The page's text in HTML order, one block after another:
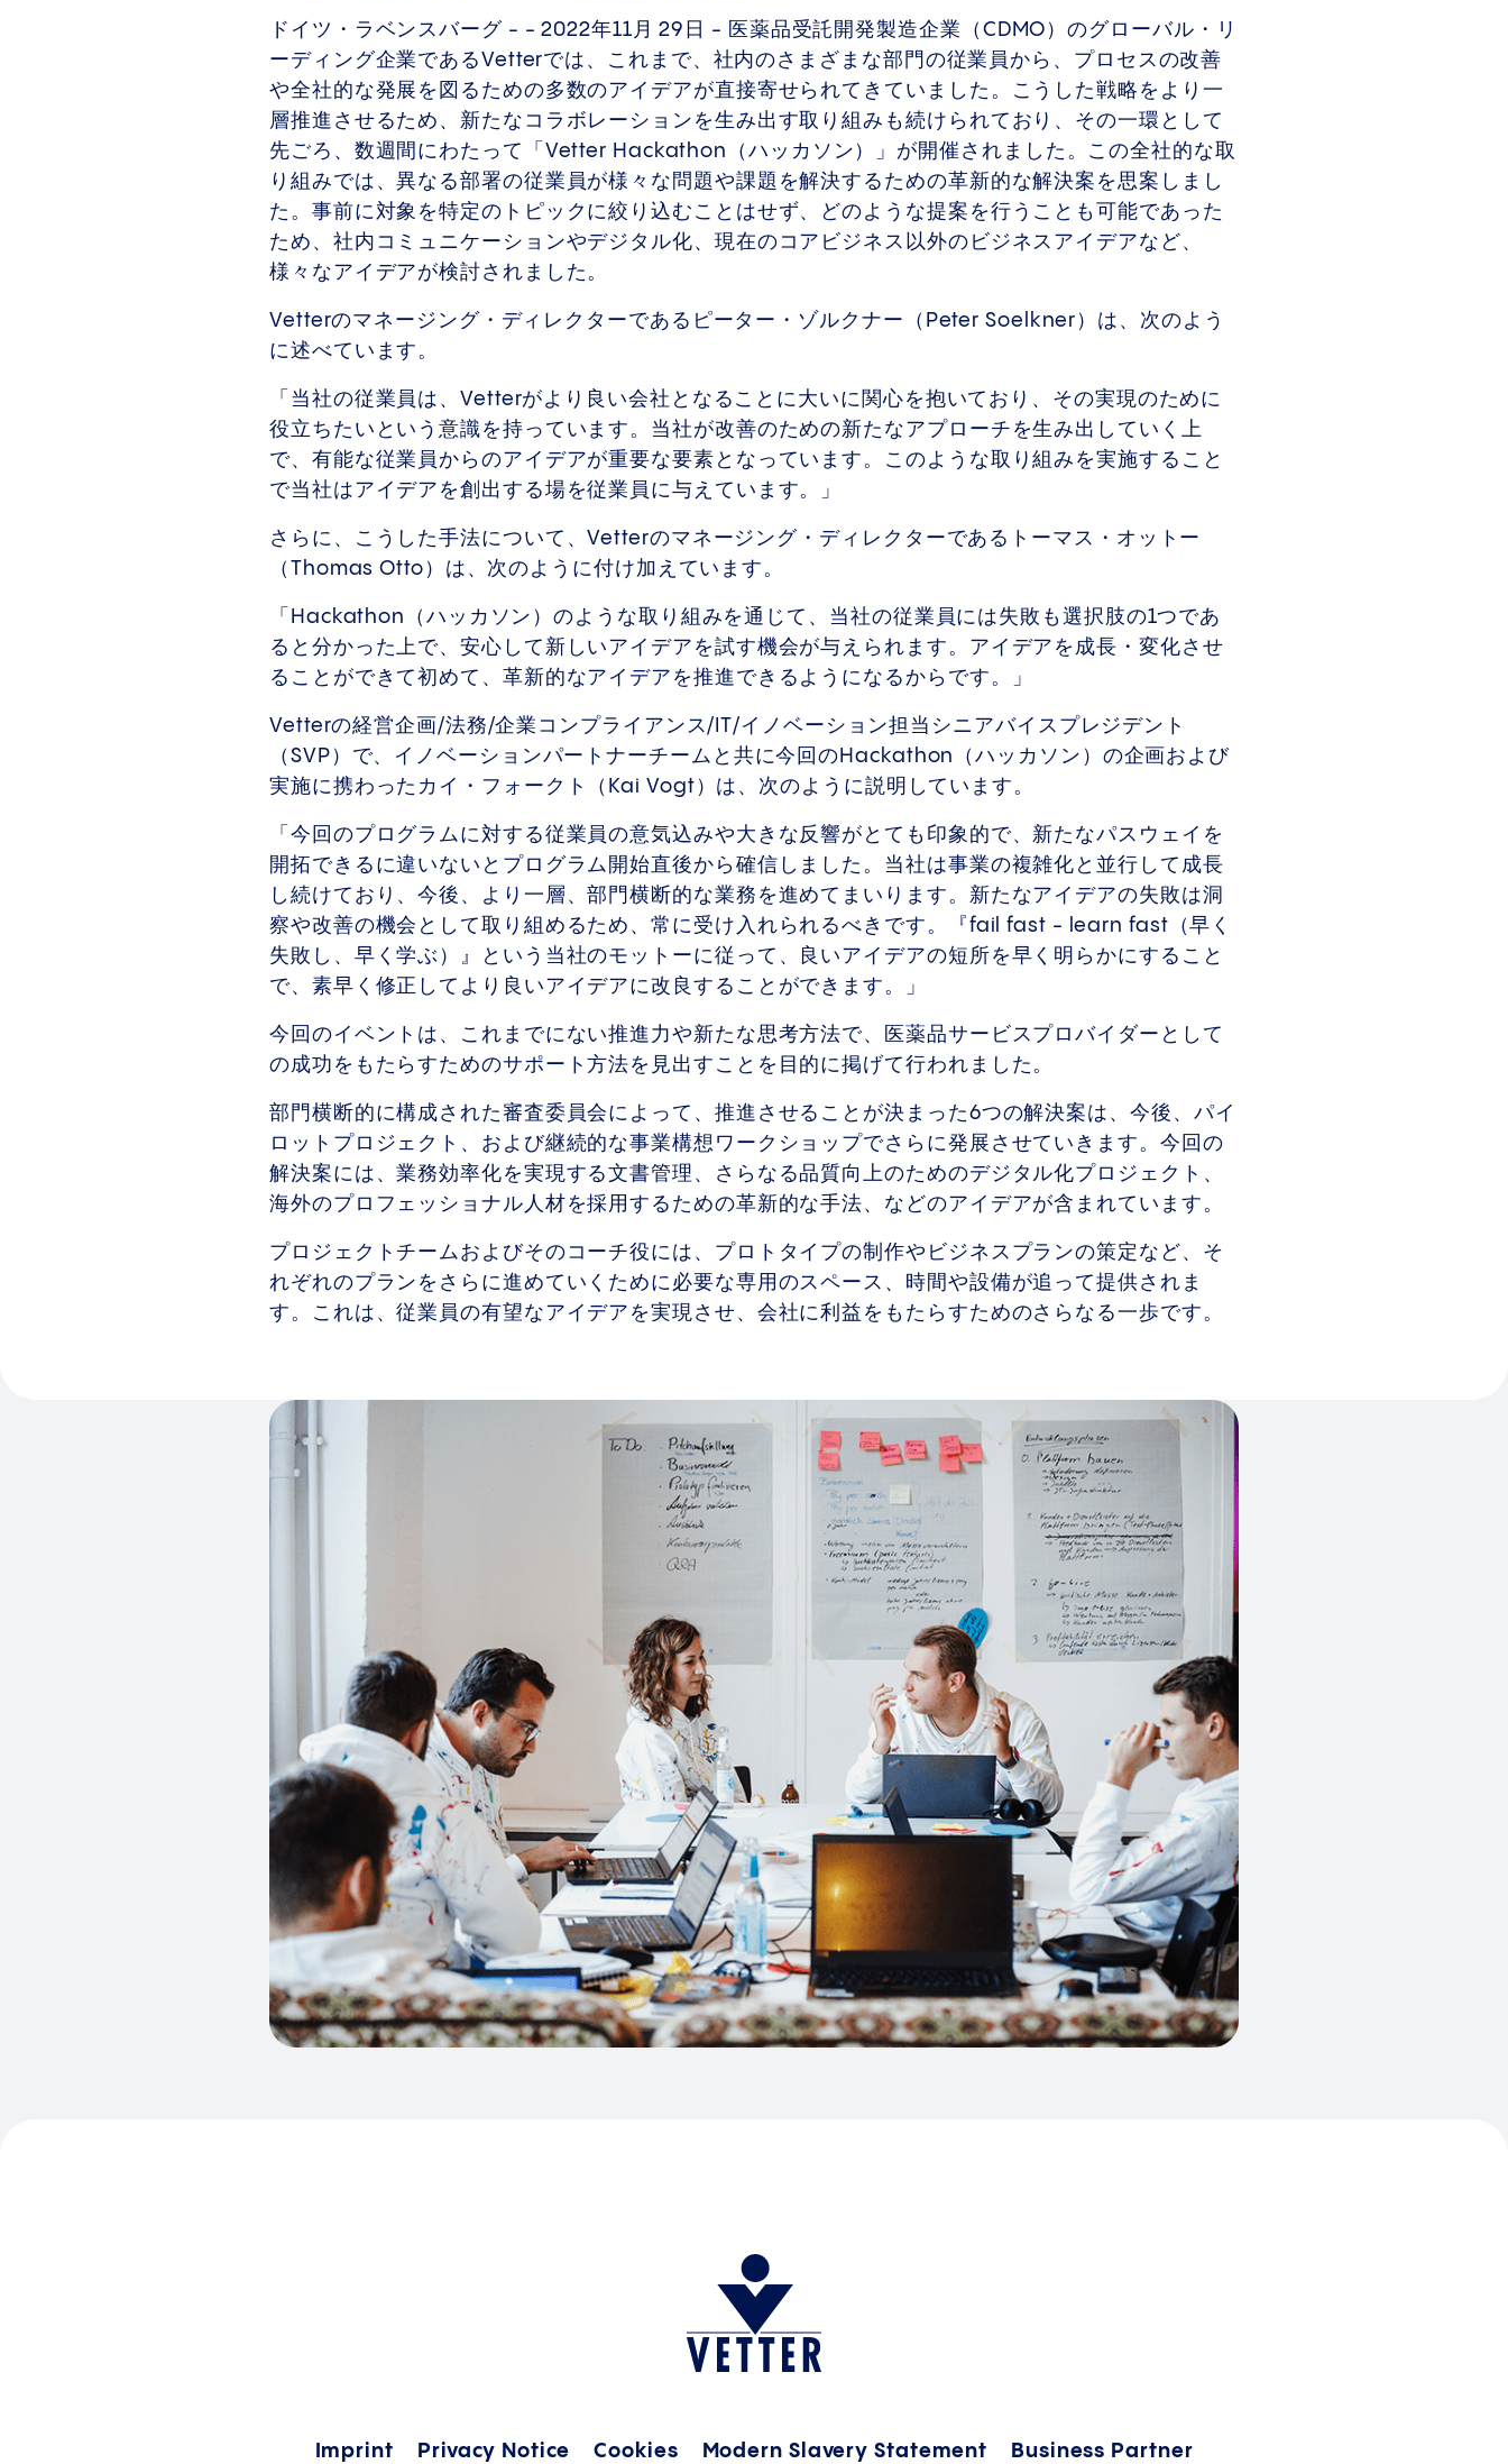
ドイツ・ラベンスバーグ - - 2022年11月 29日 - 医薬品受託開発製造企業（CDMO）のグローバル・リ
ーディング企業であるVetterでは、これまで、社内のさまざまな部門の従業員から、プロセスの改善
や全社的な発展を図るための多数のアイデアが直接寄せられてきていました。こうした戦略をより一
層推進させるため、新たなコラボレーションを生み出す取り組みも続けられており、その一環として
先ごろ、数週間にわたって「Vetter Hackathon（ハッカソン）」が開催されました。この全社的な取
り組みでは、異なる部署の従業員が様々な問題や課題を解決するための革新的な解決案を思案しまし
た。事前に対象を特定のトピックに絞り込むことはせず、どのような提案を行うことも可能であった
ため、社内コミュニケーションやデジタル化、現在のコアビジネス以外のビジネスアイデアなど、
様々なアイデアが検討されました。
Vetterのマネージング・ディレクターであるピーター・ゾルクナー（Peter Soelkner）は、次のよう
に述べています。
「当社の従業員は、Vetterがより良い会社となることに大いに関心を抱いており、その実現のために
役立ちたいという意識を持っています。当社が改善のための新たなアプローチを生み出していく上
で、有能な従業員からのアイデアが重要な要素となっています。このような取り組みを実施すること
で当社はアイデアを創出する場を従業員に与えています。」
さらに、こうした手法について、Vetterのマネージング・ディレクターであるトーマス・オットー
（Thomas Otto）は、次のように付け加えています。
「Hackathon（ハッカソン）のような取り組みを通じて、当社の従業員には失敗も選択肢の1つであ
ると分かった上で、安心して新しいアイデアを試す機会が与えられます。アイデアを成長・変化させ
ることができて初めて、革新的なアイデアを推進できるようになるからです。」
Vetterの経営企画/法務/企業コンプライアンス/IT/イノベーション担当シニアバイスプレジデント
（SVP）で、イノベーションパートナーチームと共に今回のHackathon（ハッカソン）の企画および
実施に携わったカイ・フォークト（Kai Vogt）は、次のように説明しています。
「今回のプログラムに対する従業員の意気込みや大きな反響がとても印象的で、新たなパスウェイを
開拓できるに違いないとプログラム開始直後から確信しました。当社は事業の複雑化と並行して成長
し続けており、今後、より一層、部門横断的な業務を進めてまいります。新たなアイデアの失敗は洞
察や改善の機会として取り組めるため、常に受け入れられるべきです。『fail fast - learn fast（早く
失敗し、早く学ぶ）』という当社のモットーに従って、良いアイデアの短所を早く明らかにすること
で、素早く修正してより良いアイデアに改良することができます。」
今回のイベントは、これまでにない推進力や新たな思考方法で、医薬品サービスプロバイダーとして
の成功をもたらすためのサポート方法を見出すことを目的に掲げて行われました。
部門横断的に構成された審査委員会によって、推進させることが決まった6つの解決案は、今後、パイ
ロットプロジェクト、および継続的な事業構想ワークショップでさらに発展させていきます。今回の
解決案には、業務効率化を実現する文書管理、さらなる品質向上のためのデジタル化プロジェクト、
海外のプロフェッショナル人材を採用するための革新的な手法、などのアイデアが含まれています。
プロジェクトチームおよびそのコーチ役には、プロトタイプの制作やビジネスプランの策定など、そ
れぞれのプランをさらに進めていくために必要な専用のスペース、時間や設備が追って提供されま
す。これは、従業員の有望なアイデアを実現させ、会社に利益をもたらすためのさらなる一歩です。
Imprint Privacy Notice Cookies Modern Slavery Statement Business Partner